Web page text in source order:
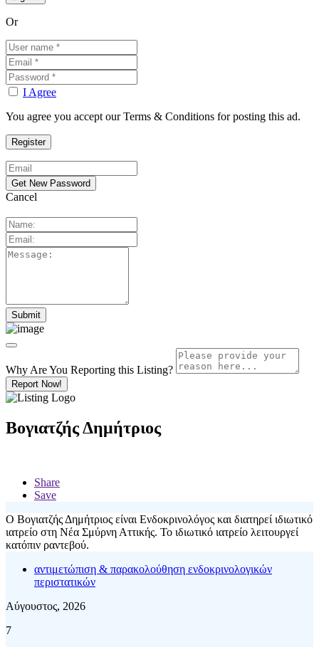
Or
I Agree
You agree you accept our Terms & Conditions for posting this ad.
Cancel
Why Are You Reporting this Listing?
Report Now!
Βογιατζής Δημήτριος
Share
Save
O Βογιατζής Δημήτριος είναι Eνδοκρινολόγος και διατηρεί ιδιωτικό
ιατρείο στη Νέα Σμύρνη Αττικής. Το ιδιωτικό ιατρείο λειτουργεί
κατόπιν ραντεβού.
αντιμετώπιση & παρακολούθηση ενδοκρινολογικών
περιστατικών
Αύγουστος, 2026
7